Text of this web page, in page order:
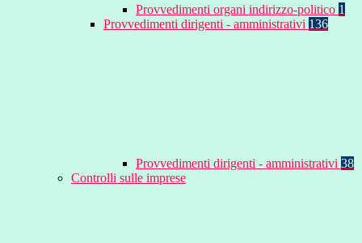
Provvedimenti organi indirizzo-politico 1
Provvedimenti dirigenti - amministrativi 136
Provvedimenti dirigenti - amministrativi 38
Controlli sulle imprese